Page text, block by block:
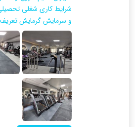
شرایط کاری شغلی
و سرمایش گرمایش